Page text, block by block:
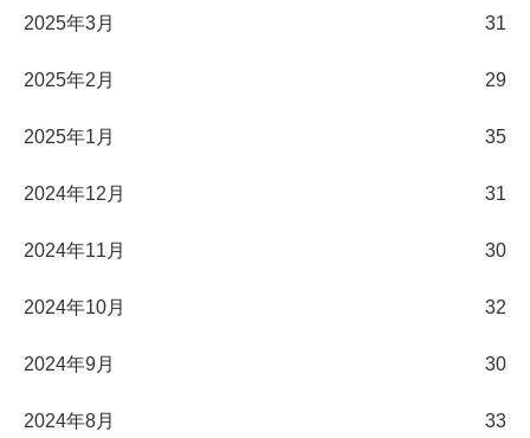
2025年3月 31
2025年2月 29
2025年1月 35
2024年12月 31
2024年11月 30
2024年10月 32
2024年9月 30
2024年8月 33